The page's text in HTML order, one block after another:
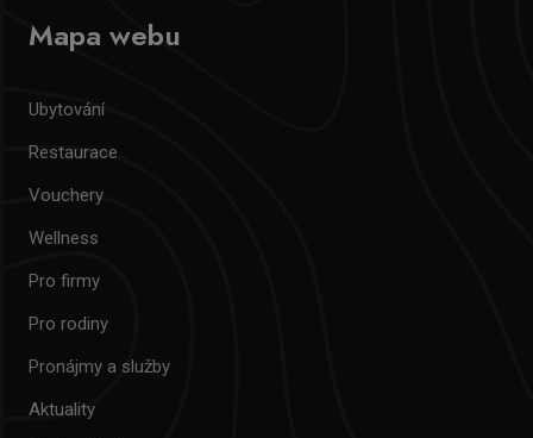
Mapa webu
Ubytování
Restaurace
Vouchery
Wellness
Pro firmy
Pro rodiny
Pronájmy a služby
Aktuality